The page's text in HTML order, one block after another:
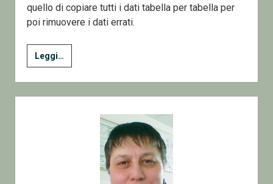
quello di copiare tutti i dati tabella per tabella per
poi rimuovere i dati errati.
Leggi…SQL
Disattivare
tutti
i
database